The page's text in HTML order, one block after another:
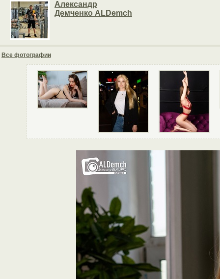
Александр
Демченко ALDemch
Все фотографии